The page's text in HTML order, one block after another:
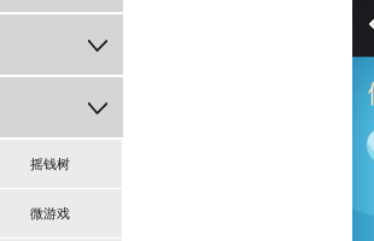
摇钱树
微游戏